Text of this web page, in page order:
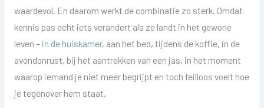
waardevol. En daarom werkt de combinatie zo sterk. Omdat
kennis pas echt iets verandert als ze landt in het gewone
leven – in de huiskamer, aan het bed, tijdens de koffie, in de
avondonrust, bij het aantrekken van een jas, in het moment
waarop iemand je niet meer begrijpt en toch feilloos voelt hoe
je tegenover hem staat.